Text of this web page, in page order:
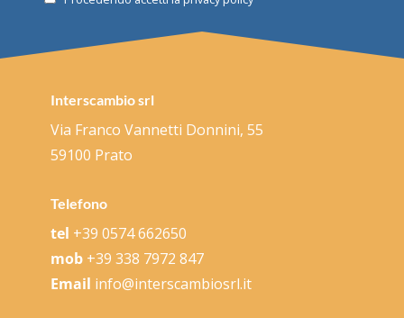
Interscambio srl
Via Franco Vannetti Donnini, 55
59100 Prato
Telefono
tel +39 0574 662650
mob +39 338 7972 847
Email info@interscambiosrl.it